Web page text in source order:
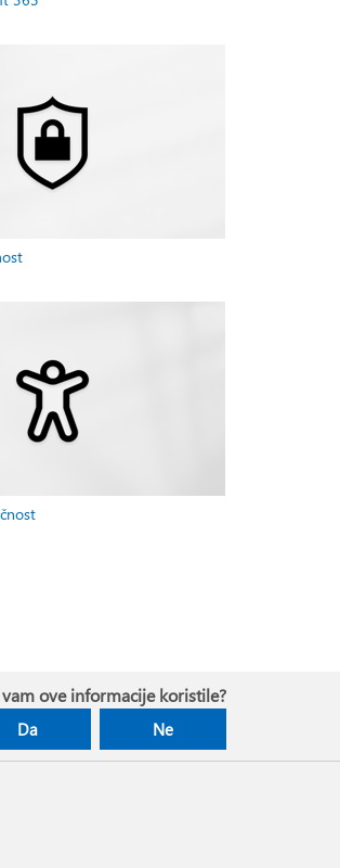
ove informacije koristile?
Da Ne